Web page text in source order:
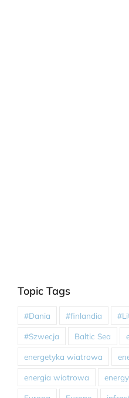
Topic Tags
#Dania #finlandia
#Szwecja Baltic Sea
energetyka wiatrowa
energia wiatrowa energy